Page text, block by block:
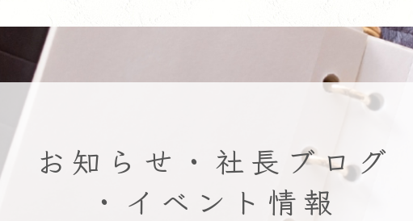
お知らせ・社長ブログ
・イベント情報